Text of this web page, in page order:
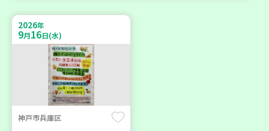
2026年
9月16日(水)
神戸市兵庫区